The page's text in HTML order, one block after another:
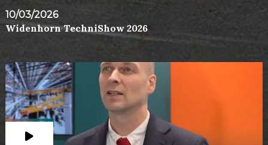
10/03/2026
Widenhorn TechniShow 2026